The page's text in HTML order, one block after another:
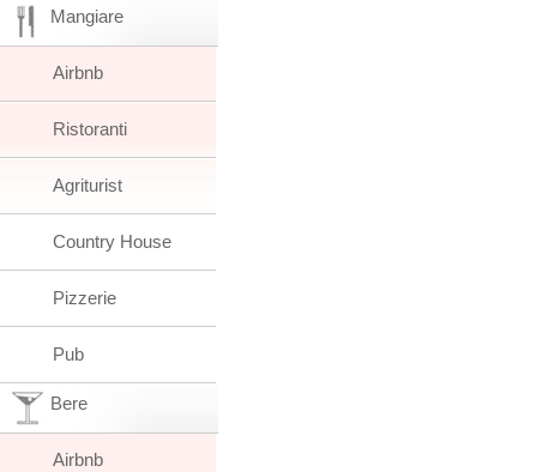
Mangiare
Airbnb
Ristoranti
Agriturist
Country House
Pizzerie
Pub
Bere
Airbnb